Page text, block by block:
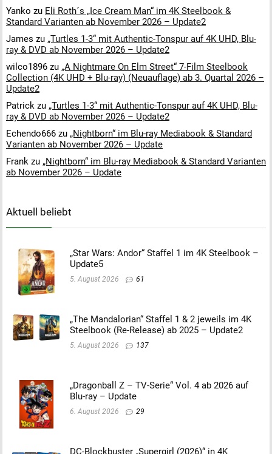
Yanko zu Eli Roth´s „Ice Cream Man“ im 4K Steelbook &
Standard Varianten ab November 2026 – Update2
James zu „Turtles 1-3“ mit Authentic-Tonspur auf 4K UHD, Blu-
ray & DVD ab November 2026 – Update2
wilco1896 zu „A Nightmare On Elm Street“ 7-Film Steelbook
Collection (4K UHD + Blu-ray) (Neuauflage) ab 3. Quartal 2026 –
Update2
Patrick zu „Turtles 1-3“ mit Authentic-Tonspur auf 4K UHD, Blu-
ray & DVD ab November 2026 – Update2
Echendo666 zu „Nightborn“ im Blu-ray Mediabook & Standard
Varianten ab November 2026 – Update
Frank zu „Nightborn“ im Blu-ray Mediabook & Standard Varianten
ab November 2026 – Update
Aktuell beliebt
„Star Wars: Andor“ Staffel 1 im 4K Steelbook –
Update5
5. August 2026 61
„The Mandalorian“ Staffel 1 & 2 jeweils im 4K
Steelbook (Re-Release) ab 2025 – Update2
5. August 2026 137
„Dragonball Z – TV-Serie“ Vol. 4 ab 2026 auf
Blu-ray – Update
6. August 2026 29
DC-Blockbuster „Supergirl (2026)“ in 4K